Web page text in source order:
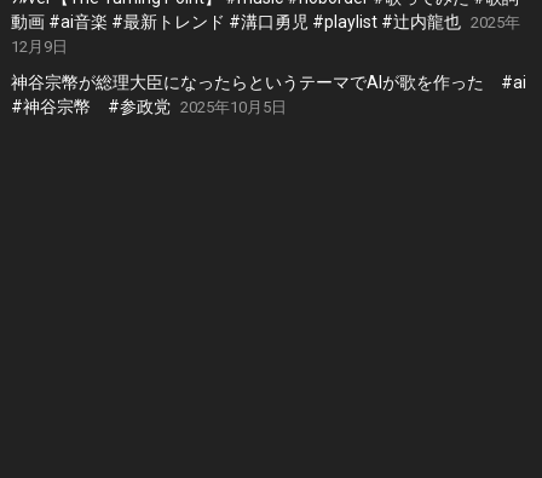
動画 #ai音楽 #最新トレンド #溝口勇児 #playlist #辻内龍也 2025年
12月9日
神谷宗幣が総理大臣になったらというテーマでAIが歌を作った #ai
#神谷宗幣 #参政党 2025年10月5日